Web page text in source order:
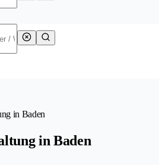
in Baden
in Baden